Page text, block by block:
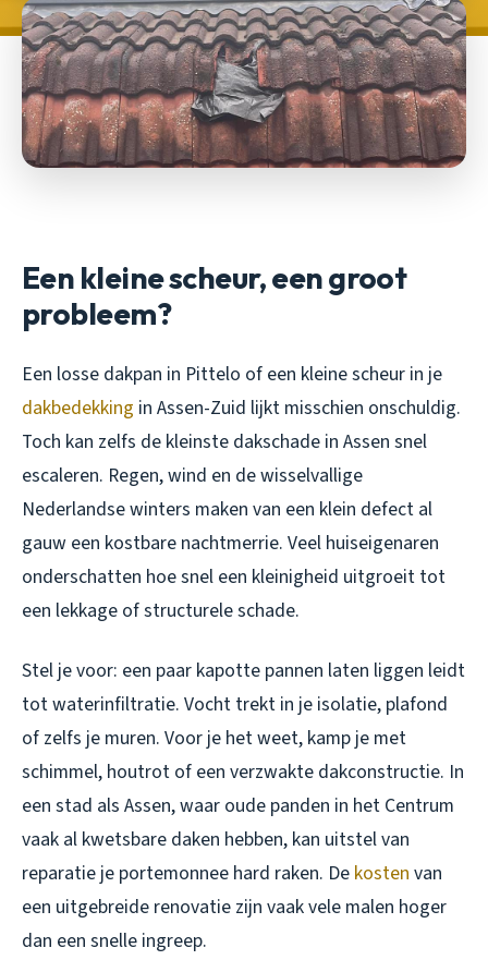
Een kleine scheur, een groot
probleem?
Een losse dakpan in Pittelo of een kleine scheur in je
dakbedekking in Assen-Zuid lijkt misschien onschuldig.
Toch kan zelfs de kleinste dakschade in Assen snel
escaleren. Regen, wind en de wisselvallige
Nederlandse winters maken van een klein defect al
gauw een kostbare nachtmerrie. Veel huiseigenaren
onderschatten hoe snel een kleinigheid uitgroeit tot
een lekkage of structurele schade.
Stel je voor: een paar kapotte pannen laten liggen leidt
tot waterinfiltratie. Vocht trekt in je isolatie, plafond
of zelfs je muren. Voor je het weet, kamp je met
schimmel, houtrot of een verzwakte dakconstructie. In
een stad als Assen, waar oude panden in het Centrum
vaak al kwetsbare daken hebben, kan uitstel van
reparatie je portemonnee hard raken. De kosten van
een uitgebreide renovatie zijn vaak vele malen hoger
dan een snelle ingreep.